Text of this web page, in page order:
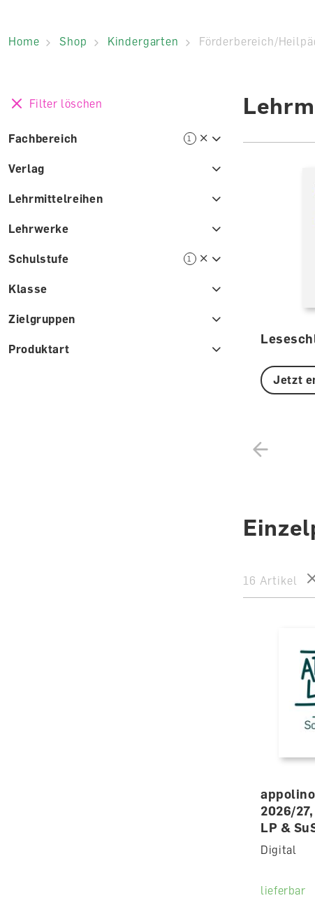
Home Shop Kindergarten Förderbereich/
Filter löschen
Fachbereich 1
Verlag
Lehrmittelreihen
Lehrwerke
Schulstufe 1
Klasse
Zielgruppen
Produktart
Jetzt
16 Artikel
2026/
LP &
Digital
lieferbar